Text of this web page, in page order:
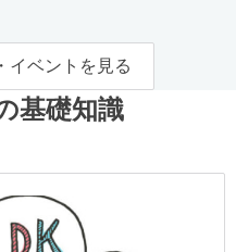
イベントを見る
基礎知識